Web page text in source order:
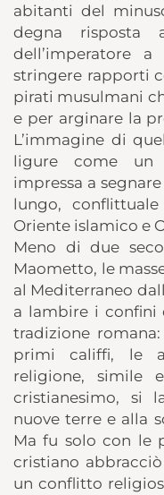
abitanti del
degna risposta
dell’imperatore
stringere rapporti
pirati musulmani
e per arginare la
L’immagine di
ligure come un
impressa a
lungo,
Oriente islamico e
Meno di due
Maometto, le
al Mediterraneo
a lambire i confini
tradizione
primi califfi, le
religione, simile
cristianesimo, si
nuove terre e alla
Ma fu solo con le
cristiano
un conflitto